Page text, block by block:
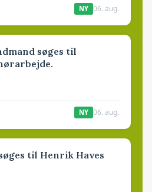
NY 06. aug.
søges til
NY 06. aug.
til Henrik Haves